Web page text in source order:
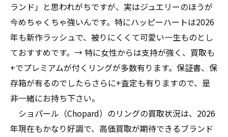
ランド」と思われがちですが、実はジュエリーのほうが
今めちゃくちゃ強いんです。特にハッピーハートは2026
年も新作ラッシュで、被りにくくて可愛い一生ものとし
ておすすめです。→ 特に女性からは支持が強く、買取も
+でプレミアムが付くリングが多数有ります。保証書、保
存箱が有るのでしたらさらに+査定も有りますので、是
非一緒にお持ち下さい。
ショパール（Chopard）のリングの買取状況は、2026
年現在もかなり好調で、高価買取が期待できるブランド